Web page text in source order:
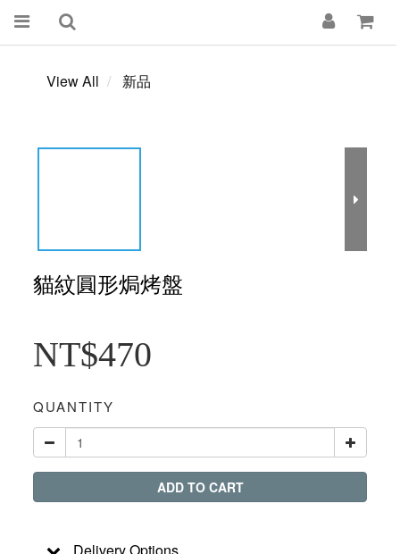
View All 新品
貓紋圓形焗烤盤
NT$470
QUANTITY
ADD TO CART